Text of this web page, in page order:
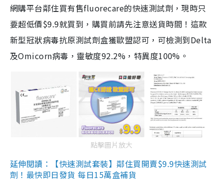
網購平台鄰住買有售fluorecare的快速測試劑，現時只
要超低價$9.9就買到，購買前請先注意送貨時間！這款
新型冠狀病毒抗原測試劑盒獲歐盟認可，可檢測到Delta
及Omicorn病毒，靈敏度92.2%，特異度100%。
點擊圖片放大
延伸閱讀：【快速測試套裝】鄰住買開賣$9.9快速測試
劑！最快即日發貨 每日15萬盒補貨